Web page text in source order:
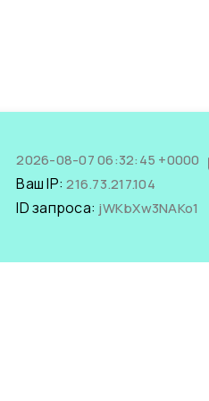
2026-08-07 06:32:45 +0000
Ваш IP:216.73.217.104
ID запроса: jWKbXw3NAKo1